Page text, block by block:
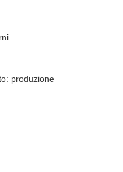
produzione